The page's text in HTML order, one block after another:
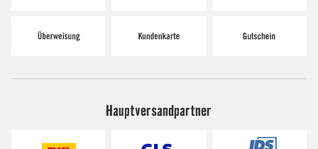
Hauptversandpartner